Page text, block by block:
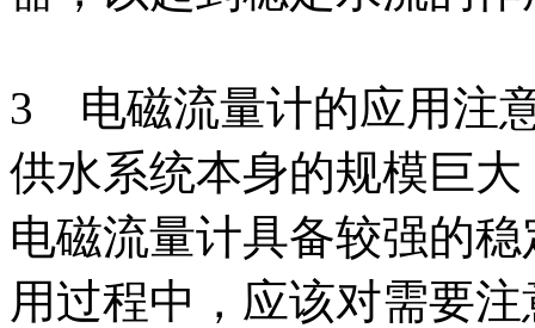
3 电磁流量计的应用注
供水系统本身的规模巨
电磁流量计具备较强的
用过程中，应该对需要